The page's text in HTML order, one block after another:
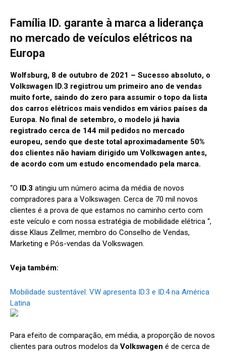
Família ID. garante à marca a liderança
no mercado de veículos elétricos na
Europa
Wolfsburg, 8 de outubro de 2021 – Sucesso absoluto, o
Volkswagen ID.3 registrou um primeiro ano de vendas
muito forte, saindo do zero para assumir o topo da lista
dos carros elétricos mais vendidos em vários países da
Europa. No final de setembro, o modelo já havia
registrado cerca de 144 mil pedidos no mercado
europeu, sendo que deste total aproximadamente 50%
dos clientes não haviam dirigido um Volkswagen antes,
de acordo com um estudo encomendado pela marca.
“O ID.3 atingiu um número acima da média de novos
compradores para a Volkswagen. Cerca de 70 mil novos
clientes é a prova de que estamos no caminho certo com
este veículo e com nossa estratégia de mobilidade elétrica “,
disse Klaus Zellmer, membro do Conselho de Vendas,
Marketing e Pós-vendas da Volkswagen.
Veja também:
Mobilidade sustentável: VW apresenta ID.3 e ID.4 na América
Latina
Para efeito de comparação, em média, a proporção de novos
clientes para outros modelos da Volkswagen é de cerca de